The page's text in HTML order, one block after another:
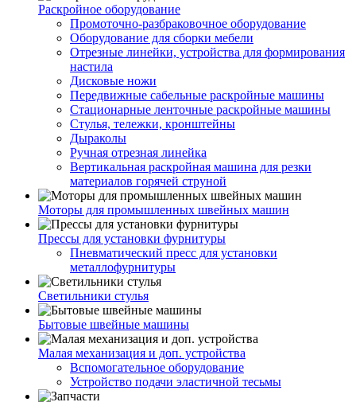
Раскройное оборудование
Промоточно-разбраковочное оборудование
Оборудование для сборки мебели
Отрезные линейки, устройства для формирования
настила
Дисковые ножи
Передвижные сабельные раскройные машины
Стационарные ленточные раскройные машины
Стулья, тележки, кронштейны
Дыраколы
Ручная отрезная линейка
Вертикальная раскройная машина для резки
материалов горячей струной
Моторы для промышленных швейных машин
Прессы для установки фурнитуры
Пневматический пресс для установки
металлофурнитуры
Светильники стулья
Бытовые швейные машины
Малая механизация и доп. устройства
Вспомогательное оборудование
Устройство подачи эластичной тесьмы